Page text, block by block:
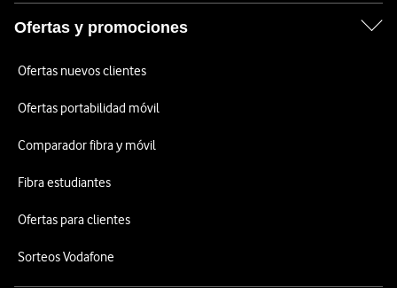
Ofertas y promociones
Ofertas nuevos clientes
Ofertas portabilidad móvil
Comparador fibra y móvil
Fibra estudiantes
Ofertas para clientes
Sorteos Vodafone